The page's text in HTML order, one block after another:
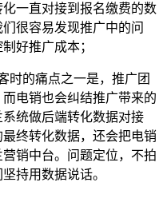
一直对接到报名缴费的数
很容易发现推广中的问
好推广成本；
时的痛点之一是，推广团
电销也会纠结推广带来的
统做后端转化数据对接
终转化数据，还会把电销
销中台。问题定位，不拍
持用数据说话。